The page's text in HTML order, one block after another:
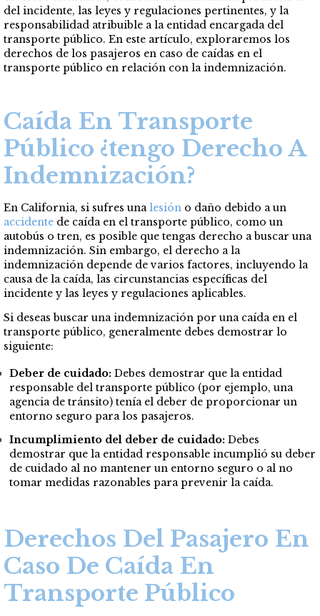
del incidente, las leyes y regulaciones pertinentes, y la
responsabilidad atribuible a la entidad encargada del
transporte público. En este artículo, exploraremos los
derechos de los pasajeros en caso de caídas en el
transporte público en relación con la indemnización.
Caída En Transporte
Público ¿tengo Derecho A
Indemnización?
En California, si sufres una lesión o daño debido a un
accidente de caída en el transporte público, como un
autobús o tren, es posible que tengas derecho a buscar una
indemnización. Sin embargo, el derecho a la
indemnización depende de varios factores, incluyendo la
causa de la caída, las circunstancias específicas del
incidente y las leyes y regulaciones aplicables.
Si deseas buscar una indemnización por una caída en el
transporte público, generalmente debes demostrar lo
siguiente:
Deber de cuidado: Debes demostrar que la entidad
responsable del transporte público (por ejemplo, una
agencia de tránsito) tenía el deber de proporcionar un
entorno seguro para los pasajeros.
Incumplimiento del deber de cuidado: Debes
demostrar que la entidad responsable incumplió su deber
de cuidado al no mantener un entorno seguro o al no
tomar medidas razonables para prevenir la caída.
Derechos Del Pasajero En
Caso De Caída En
Transporte Público